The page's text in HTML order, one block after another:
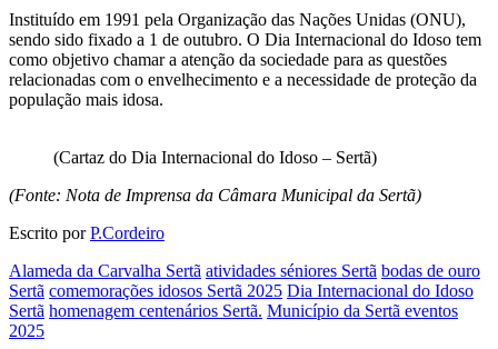
Instituído em 1991 pela Organização das Nações Unidas (ONU),
sendo sido fixado a 1 de outubro. O Dia Internacional do Idoso tem
como objetivo chamar a atenção da sociedade para as questões
relacionadas com o envelhecimento e a necessidade de proteção da
população mais idosa.
(Cartaz do Dia Internacional do Idoso – Sertã)
(Fonte: Nota de Imprensa da Câmara Municipal da Sertã)
Escrito porP.Cordeiro
Alameda da Carvalha Sertã atividades séniores Sertã bodas de ouro
Sertã comemorações idosos Sertã 2025 Dia Internacional do Idoso
Sertã homenagem centenários Sertã. Município da Sertã eventos
2025